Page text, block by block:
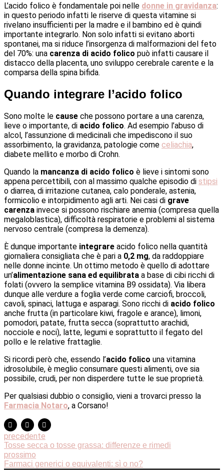
L’acido folico è fondamentale poi nelle donne in gravidanza:
in questo periodo infatti le riserve di questa vitamine si
rivelano insufficienti per la madre e il bambino ed è quindi
importante integrarlo. Non solo infatti si evitano aborti
spontanei, ma si riduce l’insorgenza di malformazioni del feto
del 70%: una carenza di acido folico può infatti causare il
distacco della placenta, uno sviluppo cerebrale carente e la
comparsa della spina bifida.
Quando integrare l’acido folico
Sono molte le cause che possono portare a una carenza,
lieve o importante, di acido folico. Ad esempio l’abuso di
alcol, l’assunzione di medicinali che impediscono il suo
assorbimento, la gravidanza, patologie come celiachia,
diabete mellito e morbo di Crohn.
Quando la mancanza di acido folico è lieve i sintomi sono
appena percettibili, con al massimo qualche episodio di stipsi
o diarrea, di irritazione cutanea, calo ponderale, astenia,
formicolio e intorpidimento agli arti. Nei casi di grave
carenza invece si possono rischiare anemia (compresa quella
megaloblastica), difficoltà respiratorie e problemi al sistema
nervoso centrale (compresa la demenza).
È dunque importante integrare acido folico nella quantità
giornaliera consigliata che è pari a 0,2 mg, da raddoppiare
nelle donne incinte. Un ottimo metodo è quello di adottare
un’alimentazione sana ed equilibrata a base di cibi ricchi di
folati (ovvero la semplice vitamina B9 ossidata). Via libera
dunque alle verdure a foglia verde come carciofi, broccoli,
cavoli, spinaci, lattuga e asparagi. Sono ricchi di acido folico
anche frutta (in particolare kiwi, fragole e arance), limoni,
pomodori, patate, frutta secca (soprattutto arachidi,
nocciole e noci), latte, legumi e soprattutto il fegato del
pollo e le relative frattaglie.
Si ricordi però che, essendo l’acido folico una vitamina
idrosolubile, è meglio consumare questi alimenti, ove sia
possibile, crudi, per non disperdere tutte le sue proprietà.
Per qualsiasi dubbio o consiglio, vieni a trovarci presso la
Farmacia Notaro, a Corsano!
precedente
Tosse secca o tosse grassa: differenze e rimedi
prossimo
Farmaci generici o equivalenti: sì o no?